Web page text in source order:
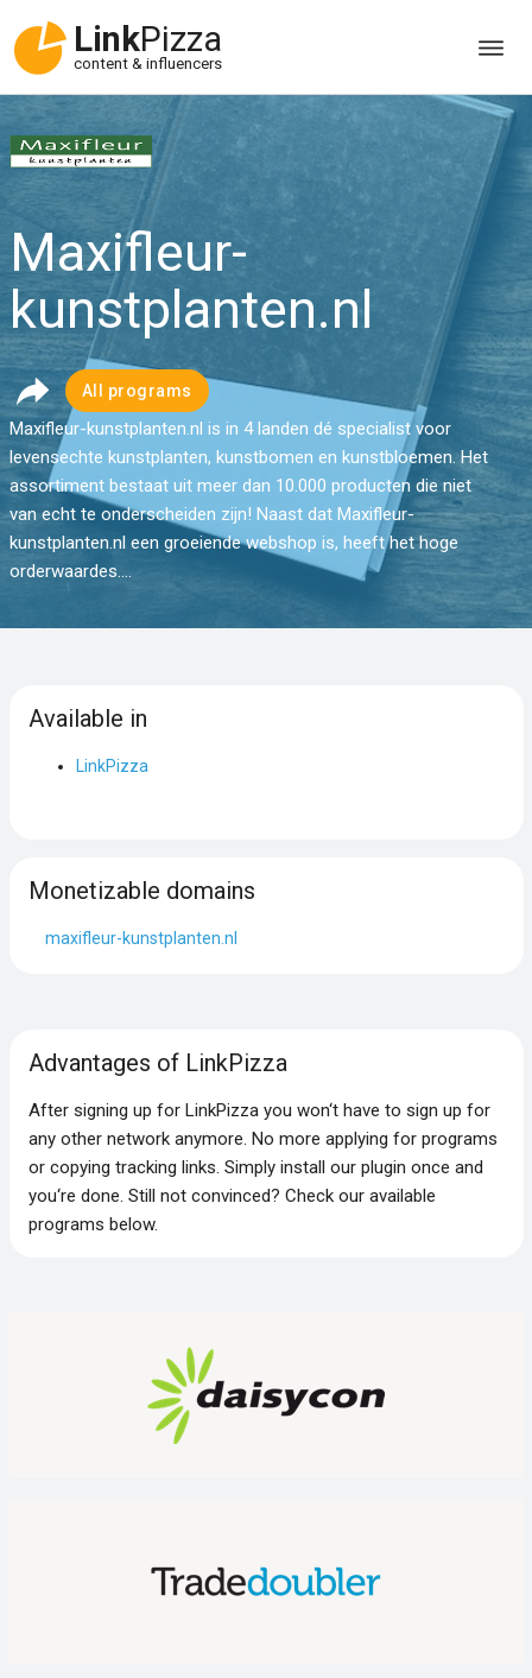
LinkPizza
content & influencers
Maxifleur-
kunstplanten.nl
All programs
Maxifleur-kunstplanten.nl is in 4 landen dé specialist voor
levensechte kunstplanten, kunstbomen en kunstbloemen. Het
assortiment bestaat uit meer dan 10.000 producten die niet
van echt te onderscheiden zijn! Naast dat Maxifleur-
kunstplanten.nl een groeiende webshop is, heeft het hoge
orderwaardes....
Available in
LinkPizza
Monetizable domains
maxifleur-kunstplanten.nl
Advantages of LinkPizza
After signing up for LinkPizza you won‘t have to sign up for
any other network anymore. No more applying for programs
or copying tracking links. Simply install our plugin once and
you‘re done. Still not convinced? Check our available
programs below.